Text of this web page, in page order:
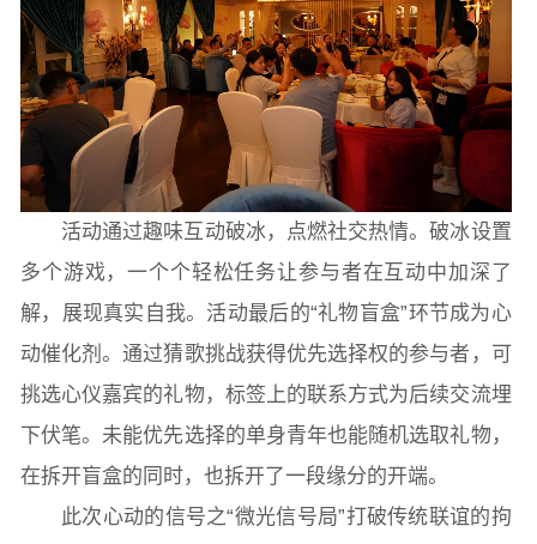
学生活动 创业就业 奖助学金
常用办公电话 办事流程 材料下载
活动通过趣味互动破冰，点燃社交热情。破冰设置
多个游戏，一个个轻松任务让参与者在互动中加深了
解，展现真实自我。活动最后的“礼物盲盒”环节成为心
动催化剂。通过猜歌挑战获得优先选择权的参与者，可
挑选心仪嘉宾的礼物，标签上的联系方式为后续交流埋
下伏笔。未能优先选择的单身青年也能随机选取礼物，
在拆开盲盒的同时，也拆开了一段缘分的开端。
此次心动的信号之“微光信号局”打破传统联谊的拘